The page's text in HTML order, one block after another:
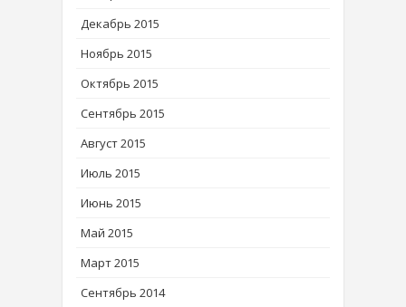
Декабрь 2015
Ноябрь 2015
Октябрь 2015
Сентябрь 2015
Август 2015
Июль 2015
Июнь 2015
Май 2015
Март 2015
Сентябрь 2014